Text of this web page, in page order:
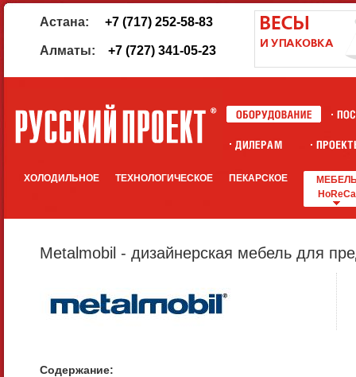
Астана: +7 (717) 252-58-83
Алматы: +7 (727) 341-05-23
ХОЛОДИЛЬНОЕ ТЕХНОЛОГИЧЕСКОЕ ПЕКАРСКОЕ
HoReCa
Metalmobil - дизайнерская мебель для
Содержание: